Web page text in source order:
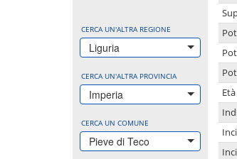
CERCA UN'ALTRA REGIONE
Liguria
CERCA UN'ALTRA PROVINCIA
Imperia
CERCA UN COMUNE
Pieve di Teco